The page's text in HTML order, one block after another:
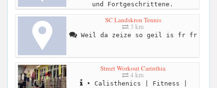
und Fortgeschrittene.
SC Landskron Tennis
3 km
Weil da zeize so geil is fr fr
Street Workout Carinthia
4 km
• Calisthenics | Fitness |